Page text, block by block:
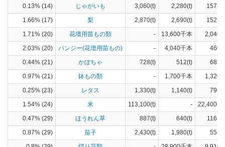
0.13% (14)
じゃがいも 3,060(t) 2,280(t)
1.66% (17)
梨 2,870(t) 2,690(t)
1.71% (20)
花壇用苗もの類 - 13,600千本
2.03% (20)
パンジー(花壇用苗もの) - 4,040千本
0.44% (21)
かぼちゃ 728(t) 512(t)
0.97% (21)
鉢もの類 - 1,700千本
0.25% (23)
レタス 1,330(t) 1,140(t)
1.54% (24)
米 113,100(t) -
0.47% (29)
ほうれん草 887(t) 640(t)
0.87% (29)
茄子 2,430(t) 1,980(t)